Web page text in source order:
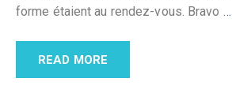
forme étaient au rendez-vous. Bravo …
READ MORE